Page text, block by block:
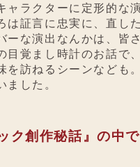
ラクターに定形的な
は証言に忠実に、直し
な演出なんかは、皆
目覚まし時計のお話で
を訪ねるシーンなども
ました。
ク創作秘話』の中